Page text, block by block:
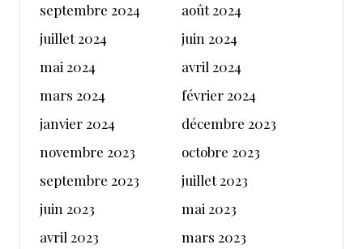
septembre 2024
août 2024
juillet 2024
juin 2024
mai 2024
avril 2024
mars 2024
février 2024
janvier 2024
décembre 2023
novembre 2023
octobre 2023
septembre 2023
juillet 2023
juin 2023
mai 2023
avril 2023
mars 2023